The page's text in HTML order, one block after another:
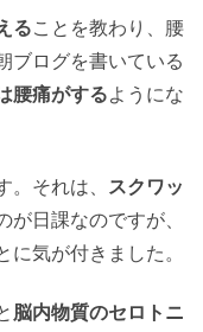
ることを教わり、腰
ブログを書いている
腰痛がするようにな
。それは、 スクワッ
日課なのですが、
に気が付きました。
脳内物質のセロトニ